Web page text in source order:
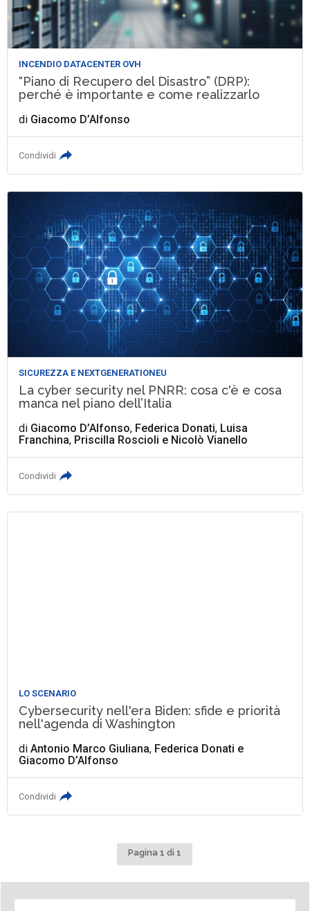
INCENDIO DATACENTER OVH
“Piano di Recupero del Disastro” (DRP):
perché è importante e come realizzarlo
di Giacomo D’Alfonso
Condividi
SICUREZZA E NEXTGENERATIONEU
La cyber security nel PNRR: cosa c'è e cosa
manca nel piano dell’Italia
di Giacomo D’Alfonso, Federica Donati, Luisa
Franchina, Priscilla Roscioli e Nicolò Vianello
Condividi
LO SCENARIO
Cybersecurity nell'era Biden: sfide e priorità
nell'agenda di Washington
diAntonio Marco Giuliana, Federica Donati e
Giacomo D’Alfonso
Condividi
Pagina 1 di 1